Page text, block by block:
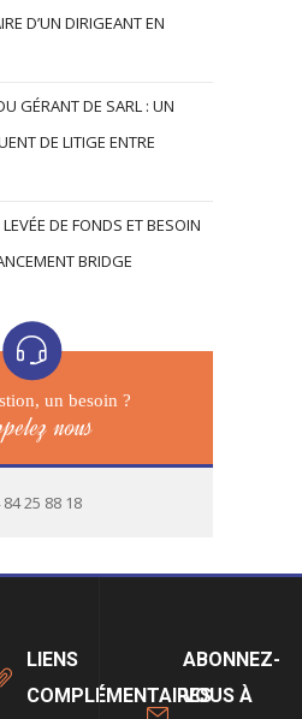
D’UN DIRIGEANT EN
GÉRANT DE SARL : UN
DE LITIGE ENTRE
DE FONDS ET BESOIN
BRIDGE
un besoin ?
nous
84 25 88 18
LIENS
COMPLÉMENTAIRES
ABONNEZ-
VOUS À